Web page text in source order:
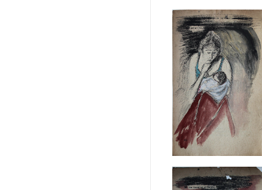
2012, auf
Buchseite,
19,5 X 12cm